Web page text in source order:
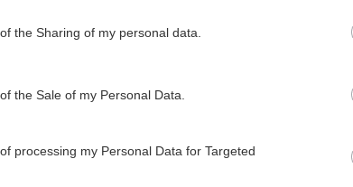
the Sharing of my personal data.
the Sale of my Personal Data.
processing my Personal Data for Targeted